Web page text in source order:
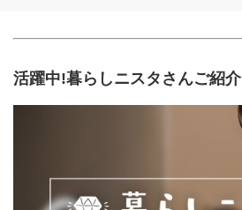
活躍中!暮らしニスタさんご紹介